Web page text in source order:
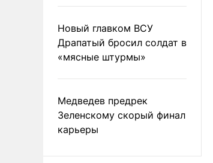
Новый главком ВСУ
Драпатый бросил солдат в
«мясные штурмы»
Медведев предрек
Зеленскому скорый финал
карьеры